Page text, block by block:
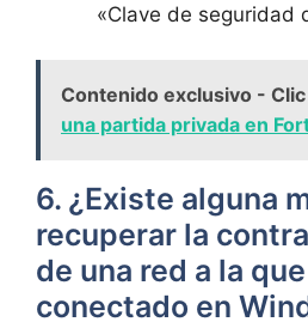
«Clave de seguridad
Contenido exclusivo -
una partida privada en
6. ¿Existe alguna
recuperar la
de una red a la
conectado en